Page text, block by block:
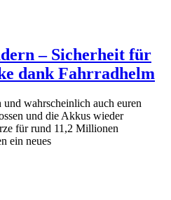
– Sicherheit für
dank Fahrradhelm
wahrscheinlich auch euren
und die Akkus wieder
für rund 11,2 Millionen
ein neues